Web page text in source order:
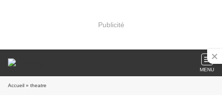
Publicité
MENU
Accueil » theatre